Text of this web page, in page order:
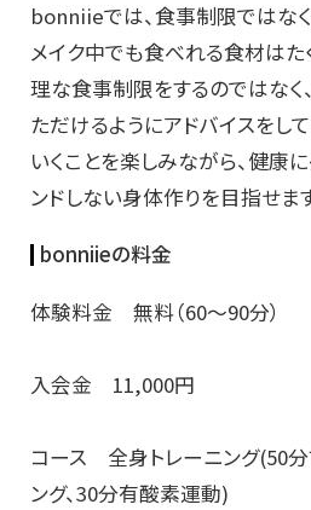
bonniieでは、食事制限ではな
メイク中でも食べれる食材はた
理な食事制限をするのではなく
ただけるようにアドバイスをし
いくことを楽しみながら、健康
ンドしない身体作りを目指せま
bonniieの料金
体験料金 無料（60～90分）
入会金 11,000円
コース 全身トレーニング(50分
ング、30分有酸素運動)